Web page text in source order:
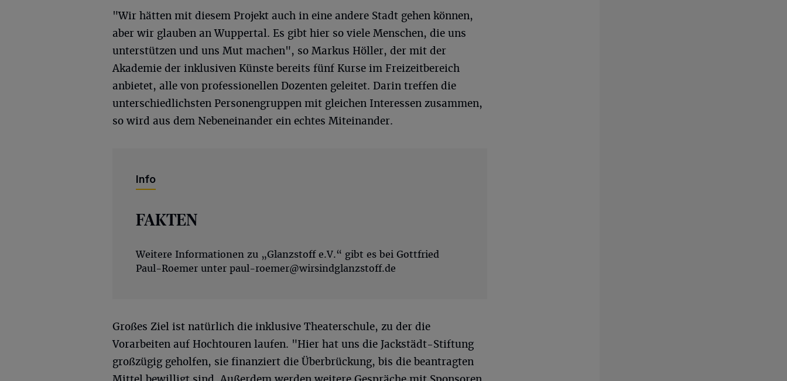
"Wir hätten mit diesem Projekt auch in eine andere Stadt gehen können,
aber wir glauben an Wuppertal. Es gibt hier so viele Menschen, die uns
unterstützen und uns Mut machen", so Markus Höller, der mit der
Akademie der inklusiven Künste bereits fünf Kurse im Freizeitbereich
anbietet, alle von professionellen Dozenten geleitet. Darin treffen die
unterschiedlichsten Personengruppen mit gleichen Interessen zusammen,
so wird aus dem Nebeneinander ein echtes Miteinander.
Info
FAKTEN
Weitere Informationen zu „Glanzstoff e.V.“ gibt es bei Gottfried
Paul-Roemer unter paul-roemer@wirsindglanzstoff.de
Großes Ziel ist natürlich die inklusive Theaterschule, zu der die
Vorarbeiten auf Hochtouren laufen. "Hier hat uns die Jackstädt-Stiftung
großzügig geholfen, sie finanziert die Überbrückung, bis die beantragten